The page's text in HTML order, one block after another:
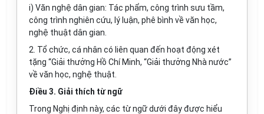
i) Văn nghệ dân gian: Tác phẩm, công trình sưu tầm,
công trình nghiên cứu, lý luận, phê bình về văn học,
nghệ thuật dân gian.
2. Tổ chức, cá nhân có liên quan đến hoạt động xét
tặng “Giải thưởng Hồ Chí Minh, “Giải thưởng Nhà nước”
về văn học, nghệ thuật.
Điều 3. Giải thích từ ngữ
Trong Nghị định này, các từ ngữ dưới đây được hiểu